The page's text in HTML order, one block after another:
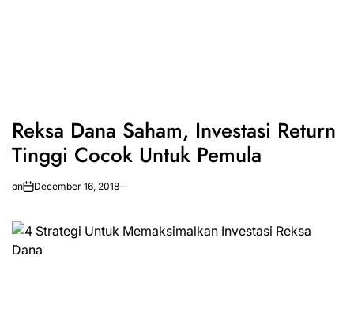
Reksa Dana Saham, Investasi Return
Tinggi Cocok Untuk Pemula
on December 16, 2018